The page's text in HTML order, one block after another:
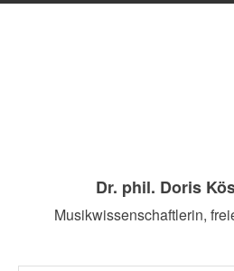
Dr. phil. Doris
Musikwissenschaftlerin,